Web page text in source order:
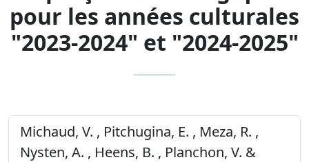
pour les années culturales
"2023-2024" et "2024-2025"
Michaud, V. , Pitchugina, E. , Meza, R. ,
Nysten, A. , Heens, B. , Planchon, V. &